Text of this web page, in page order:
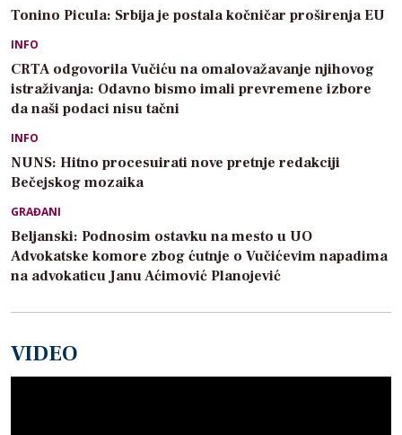
Tonino Picula: Srbija je postala kočničar proširenja EU
INFO
CRTA odgovorila Vučiću na omalovažavanje njihovog
istraživanja: Odavno bismo imali prevremene izbore
da naši podaci nisu tačni
INFO
NUNS: Hitno procesuirati nove pretnje redakciji
Bečejskog mozaika
GRAĐANI
Beljanski: Podnosim ostavku na mesto u UO
Advokatske komore zbog ćutnje o Vučićevim napadima
na advokaticu Janu Aćimović Planojević
VIDEO